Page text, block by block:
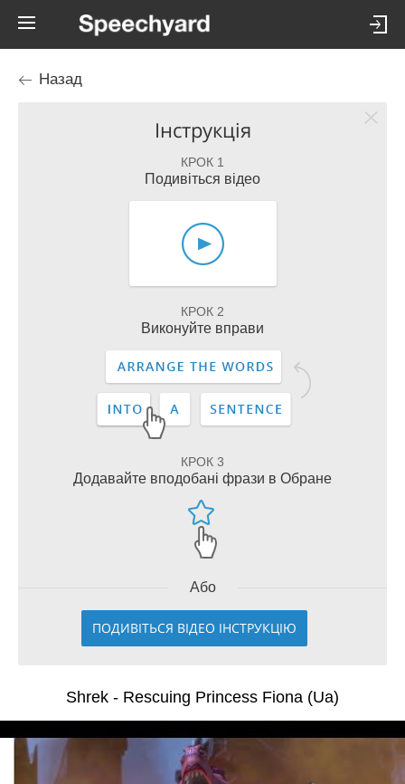
Назад
Інструкція
КРОК 1
Подивіться відео
КРОК 2
Виконуйте вправи
КРОК 3
Додавайте вподобані фрази в Обране
Або
ПОДИВІТЬСЯ ВІДЕО ІНСТРУКЦІЮ
Shrek - Rescuing Princess Fiona (Ua)